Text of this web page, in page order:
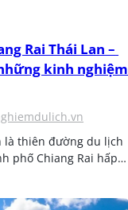
Rai Thái Lan –
kinh nghiệm
là thiên đường du lịch
phố Chiang Rai hấp…